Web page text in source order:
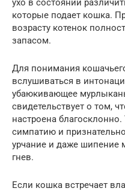
ухо в состоянии
которые подает кошка.
возрасту котенок
запасом.
Для понимания
вслушиваться в
убаюкивающее
свидетельствует о том,
настроена
симпатию и
урчание и даже шипение
гнев.
Если кошка встречает